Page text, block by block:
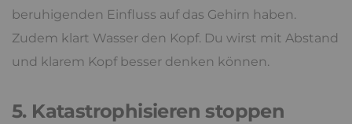
beruhigenden Einfluss auf das Gehirn haben.
Zudem klart Wasser den Kopf. Du wirst mit Abstand
und klarem Kopf besser denken können.
5. Katastrophisieren stoppen